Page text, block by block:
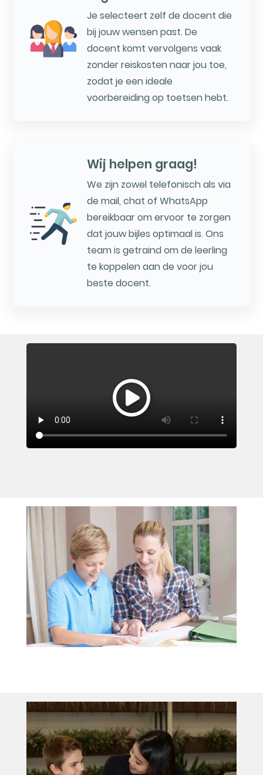
Je selecteert zelf de docent die
bij jouw wensen past. De
docent komt vervolgens vaak
zonder reiskosten naar jou toe,
zodat je een ideale
voorbereiding op toetsen hebt.
Wij helpen graag!
We zijn zowel telefonisch als via
de mail, chat of WhatsApp
bereikbaar om ervoor te zorgen
dat jouw bijles optimaal is. Ons
team is getraind om de leerling
te koppelen aan de voor jou
beste docent.